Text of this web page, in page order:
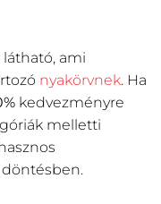
látható, ami
nyakörvnek. Ha
kedvezményre
melletti